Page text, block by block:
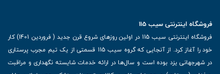
فروشگاه اینترنتی سیب 115
فروشگاه اینترنتی سیب 115 در اولین روزهای شروع قرن جدید ( فروردین 1401) کار
خود را آغاز کرد. از آنجایی که گروه سیب 115 قسمتی از یک تیم مجرب پرستاری
در شهرجهانی یزد بوده است و سال‌ها در ارائه خدمات شایسته نگهداری و مراقبت